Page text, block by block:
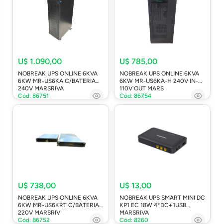
U$ 1.090,00
NOBREAK UPS ONLINE 6KVA
6KW MR-US6KA C/BATERIA
240V MARSRIVA
Cód: 86751
U$ 785,00
NOBREAK UPS ONLINE 6KVA
6KW MR-US6KA-H 240V IN-
110V OUT MARS
Cód: 86754
U$ 738,00
NOBREAK UPS ONLINE 6KVA
6KW MR-US6KRT C/BATERIA
220V MARSRIV
Cód: 86752
U$ 13,00
NOBREAK UPS SMART MINI DC
KP1 EC 18W 4*DC+1USB
MARSRIVA
Cód: 8260